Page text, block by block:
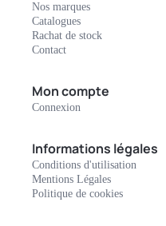
Nos marques
Catalogues
Rachat de stock
Contact
Mon compte
Connexion
Informations légales
Conditions d'utilisation
Mentions Légales
Politique de cookies